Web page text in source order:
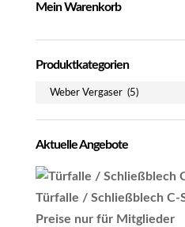
Mein Warenkorb
Produktkategorien
Aktuelle Angebote
Türfalle / Schließblech C-
Preise nur für Mitglieder